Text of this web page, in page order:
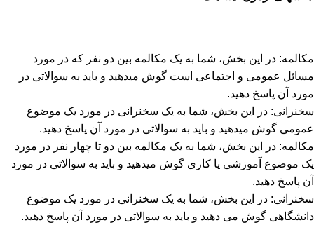
مکالمه: در این بخش، شما به یک مکالمه بین دو نفر که در مورد
مسائل عمومی و اجتماعی است گوش می­دهید و باید به سوالاتی در
مورد آن پاسخ دهید.
سخنرانی: در این بخش، شما به یک سخنرانی در مورد یک موضوع
عمومی گوش می­دهید و باید به سوالاتی در مورد آن پاسخ دهید.
مکالمه: در این بخش، شما به یک مکالمه بین دو تا چهار نفر در مورد
یک موضوع آموزشی یا کاری گوش می­دهید و باید به سوالاتی در مورد
آن پاسخ دهید.
سخنرانی: در این بخش، شما به یک سخنرانی در مورد یک موضوع
دانشگاهی گوش می دهید و باید به سوالاتی در مورد آن پاسخ دهید.